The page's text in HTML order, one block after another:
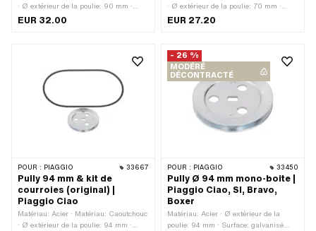
· Ø extérieur de la poulie: 90 mm ·
Matériau: Aluminium · Surface:
EUR 32.00
· Ø extérieur de la poulie: 70 mm ·
Matériau: Aluminium · Type de
EUR 27.20
POUR : PIAGGIO 33667
Pully 94 mm & kit de
courroies (original) |
Piaggio Ciao
Matériau: Acier · Matériau: Caoutchouc
· Ø extérieur de la poulie: 94 mm ·
- 26 %
MODÉRÉ
DÉCONTRACTÉ
POUR : PIAGGIO 33450
Pully Ø 94 mm mono-boite |
Piaggio Ciao, SI, Bravo,
Boxer
Matériau: Acier · Ø extérieur de la
poulie: 94 mm · Surface: galvanisé